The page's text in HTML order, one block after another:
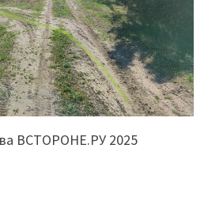
ВСТОРОНЕ.РУ 2025